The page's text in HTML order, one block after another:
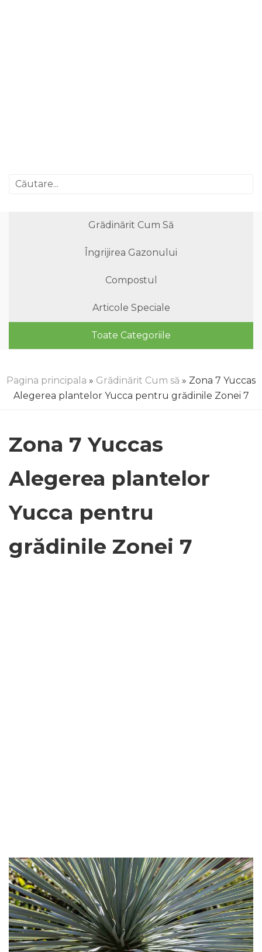
Grădinărit Cum Să
Îngrijirea Gazonului
Compostul
Articole Speciale
Toate Categoriile
Pagina principala » Grădinărit Cum să » Zona 7 Yuccas
Alegerea plantelor Yucca pentru grădinile Zonei 7
Zona 7 Yuccas
Alegerea plantelor
Yucca pentru
grădinile Zonei 7